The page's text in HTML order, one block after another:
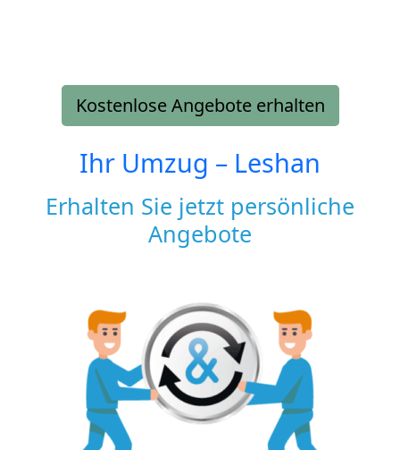
Kostenlose Angebote erhalten
Ihr Umzug – Leshan
Erhalten Sie jetzt persönliche
Angebote